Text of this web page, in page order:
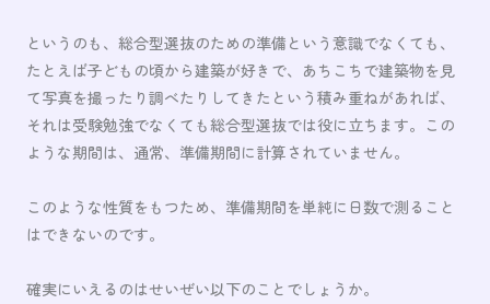
というのも、総合型選抜のための準備という意識でなくても、
たとえば子どもの頃から建築が好きで、あちこちで建築物を見
て写真を撮ったり調べたりしてきたという積み重ねがあれば、
それは受験勉強でなくても総合型選抜では役に立ちます。この
ような期間は、通常、準備期間に計算されていません。
このような性質をもつため、準備期間を単純に日数で測ること
はできないのです。
確実にいえるのはせいぜい以下のことでしょうか。